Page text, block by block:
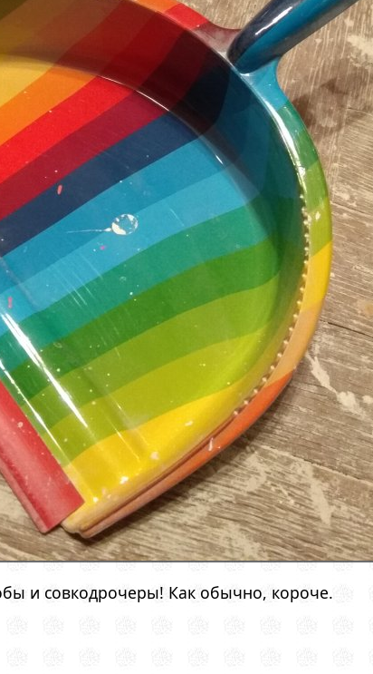
и совкодрочеры! Как обычно, короче.